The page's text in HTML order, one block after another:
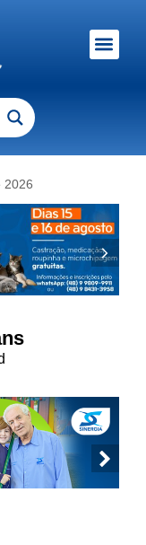
2026